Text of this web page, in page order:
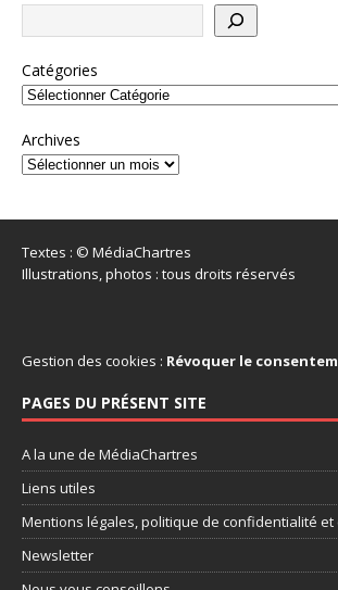
Catégories
Archives
Textes : © MédiaChartres
Illustrations, photos : tous droits réservés
Gestion des cookies : Révoquer le
PAGES DU PRÉSENT SITE
A la une de MédiaChartres
Liens utiles
Mentions légales, politique de confidentialité et
Newsletter